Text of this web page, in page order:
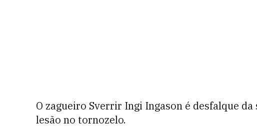
O zagueiro Sverrir Ingi Ingason é desfalque
lesão no tornozelo.